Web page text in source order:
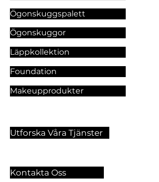
Ögonskuggspalett
Ögonskuggor
Läppkollektion
Foundation
Makeupprodukter
Utforska Våra Tjänster
Kontakta Oss